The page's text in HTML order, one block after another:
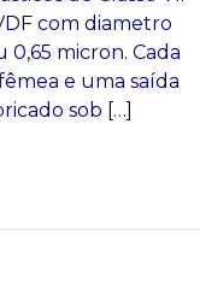
com diametro
micron. Cada
e uma saída
sob […]